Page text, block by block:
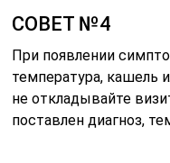
СОВЕТ №4
При появлении
температура, кашель
не откладывайте
поставлен диагноз,